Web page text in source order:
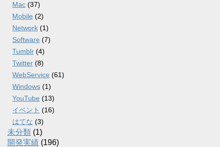
Mac (37)
Mobile (2)
Network (1)
Software (7)
Tumblr (4)
Twitter (8)
WebService (61)
Windows (1)
YouTube (13)
イベント (16)
はてな (3)
未分類 (1)
開発実績 (196)